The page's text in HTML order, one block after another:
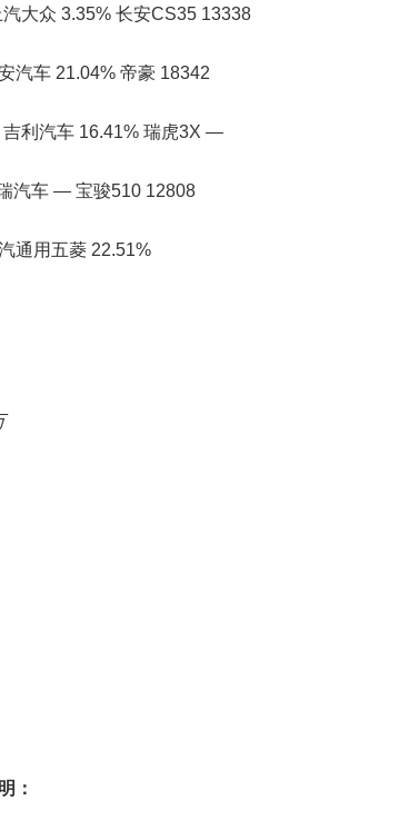
大众 3.35% 长安CS35 13338
汽车 21.04% 帝豪 18342
吉利汽车 16.41% 瑞虎3X —
汽车 — 宝骏510 12808
通用五菱 22.51%
：